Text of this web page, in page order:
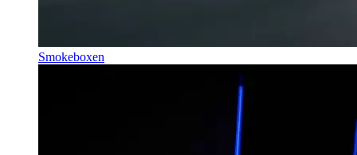
Smokeboxen